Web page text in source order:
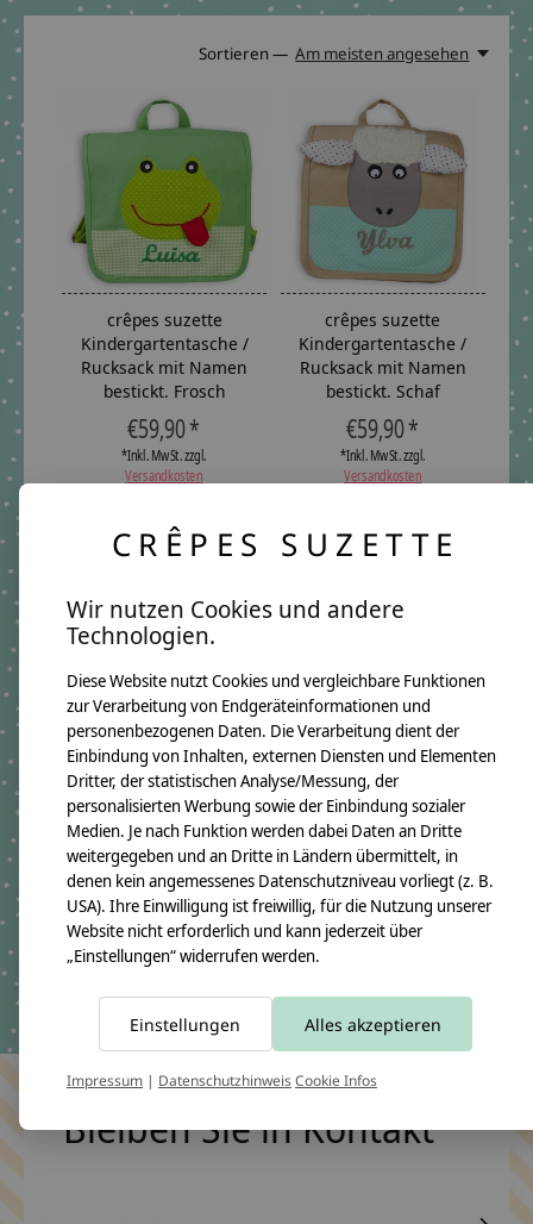
Sortieren — Am meisten angesehen
crêpes suzette
Kindergartentasche /
Rucksack mit Namen
bestickt. Frosch
€59,90 *
*Inkl. MwSt. zzgl.
Versandkosten
crêpes suzette
Kindergartentasche /
Rucksack mit Namen
bestickt. Schaf
€59,90 *
*Inkl. MwSt. zzgl.
Versandkosten
crêpes suzette
Kindergartentasche /
Rucksack mit Namen
bestickt. Bär
€59,90 *
*Inkl. MwSt. zzgl.
Versandkosten
crêpes suzette
Kindergartentasche /
Rucksack mit Namen
bestickt. Hund
€59,90 *
*Inkl. MwSt. zzgl.
Versandkosten
Bleiben Sie in Kontakt
CRÊPES SUZETTE
Wir nutzen Cookies und andere
Technologien.
Diese Website nutzt Cookies und vergleichbare Funktionen
zur Verarbeitung von Endgeräteinformationen und
personenbezogenen Daten. Die Verarbeitung dient der
Einbindung von Inhalten, externen Diensten und Elementen
Dritter, der statistischen Analyse/Messung, der
personalisierten Werbung sowie der Einbindung sozialer
Medien. Je nach Funktion werden dabei Daten an Dritte
weitergegeben und an Dritte in Ländern übermittelt, in
denen kein angemessenes Datenschutzniveau vorliegt (z. B.
USA). Ihre Einwilligung ist freiwillig, für die Nutzung unserer
Website nicht erforderlich und kann jederzeit über
„Einstellungen“ widerrufen werden.
Einstellungen Alles akzeptieren
Impressum | DatenschutzhinweisCookie Infos